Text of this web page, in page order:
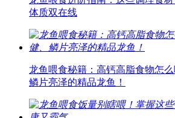
体质双在线
龙鱼喂食秘籍：高钙高脂食物怎么
鳞片亮泽的精品龙鱼！